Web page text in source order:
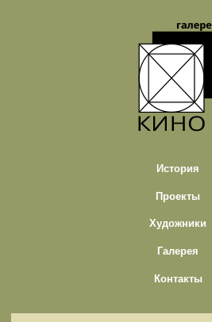
История
Проекты
Художники
Галерея
Контакты